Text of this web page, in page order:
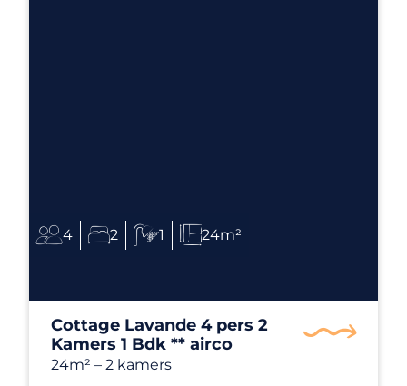
4 2 1 24m²
Cottage Lavande 4 pers 2
Kamers 1 Bdk ** airco
24m² – 2 kamers